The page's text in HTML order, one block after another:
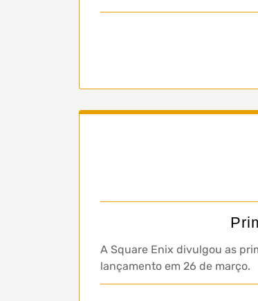
A Square Enix divulgou as
lançamento em 26 de março.